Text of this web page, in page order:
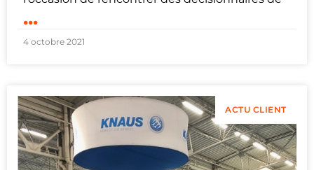
...
4 octobre 2021
ACTU CLIENT